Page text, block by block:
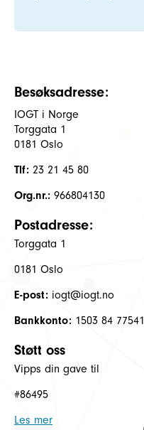
Besøksadresse:
IOGT i Norge
Torggata 1
0181 Oslo
Tlf: 23 21 45 80
Org.nr.: 966804130
Postadresse:
Torggata 1
0181 Oslo
E-post: iogt@iogt.no
Bankkonto: 1503 84 77541
Støtt oss
Vipps din gave til
#86495
Les mer